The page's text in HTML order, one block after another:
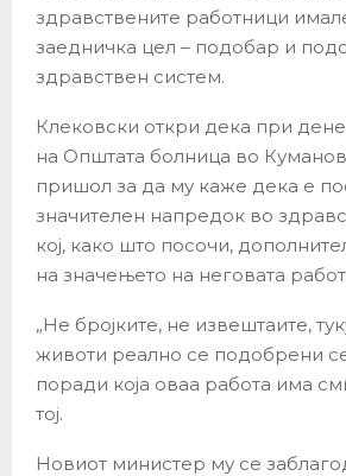
здравствените работници
заедничка цел – подобар и
здравствен систем.
Клековски откри дека при
на Општата болница во
пришол за да му каже дека е
значителен напредок во
кој, како што посочи,
на значењето на неговата
„Не бројките, не извештаите,
животи реално се подобрени
поради која оваа работа има
тој.
Новиот министер му се